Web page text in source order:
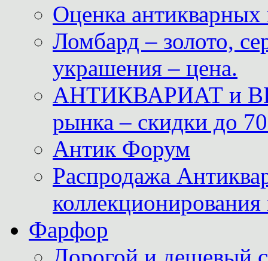
Оценка антикварных
Ломбард – золото,
украшения – цена.
АНТИКВАРИАТ и
рынка – скидки до
Антик Форум
Распродажа
Фарфор